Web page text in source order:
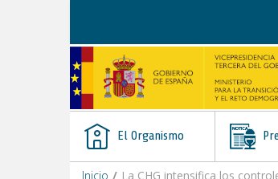
El Organismo
Inicio / La CHG intensifica los controles